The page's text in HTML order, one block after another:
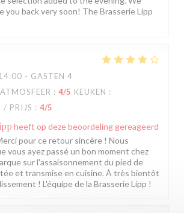
you back very soon! The Brasserie Lipp
- GASTEN 4
ATMOSFEER : 4/5 KEUKEN :
/ PRIJS : 4/5
heeft op deze beoordeling gereageerd
pour ce retour sincère ! Nous
vous ayez passé un bon moment chez
sur l'assaisonnement du pied de
et transmise en cuisine. À très bientôt
! L'équipe de la Brasserie Lipp !